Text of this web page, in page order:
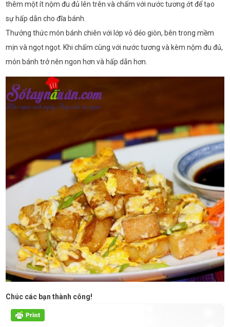
thêm một ít nộm đu đủ lên trên và chấm với nước tương ớt để tạo
sự hấp dẫn cho đĩa bánh.
Thưởng thức món bánh chiên với lớp vỏ dẻo giòn, bên trong mềm
mịn và ngọt ngọt. Khi chấm cùng với nước tương và kèm nộm đu đủ,
món bánh trở nên ngon hơn và hấp dẫn hơn.
Chúc các bạn thành công!